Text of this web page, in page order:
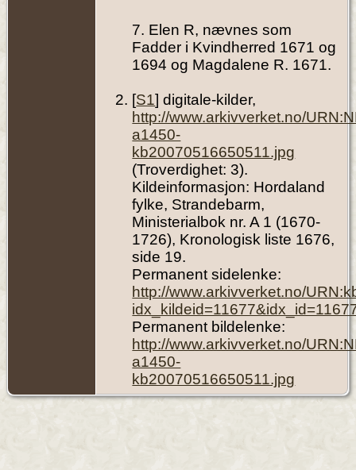
7. Elen R, nævnes som
Fadder i Kvindherred 1671 og
1694 og Magdalene R. 1671.
[S1] digitale-kilder,
http://www.arkivverket.no/
a1450-
kb20070516650511.jpg
(Troverdighet: 3).
Kildeinformasjon: Hordaland
fylke, Strandebarm,
Ministerialbok nr. A 1 (1670-
1726), Kronologisk liste 1676,
side 19.
Permanent sidelenke:
http://www.arkivverket.no/
Permanent bildelenke:
http://www.arkivverket.no/
a1450-
kb20070516650511.jpg